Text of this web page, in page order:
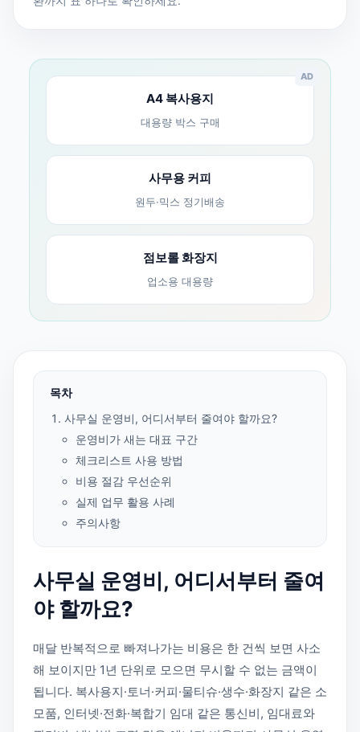
AD
A4 복사용지
대용량 박스 구매
사무용 커피
원두·믹스 정기배송
점보롤 화장지
업소용 대용량
목차
사무실 운영비, 어디서부터 줄여야 할까요?
운영비가 새는 대표 구간
체크리스트 사용 방법
비용 절감 우선순위
실제 업무 활용 사례
주의사항
사무실 운영비, 어디서부터 줄여
야 할까요?
매달 반복적으로 빠져나가는 비용은 한 건씩 보면 사소
해 보이지만 1년 단위로 모으면 무시할 수 없는 금액이
됩니다. 복사용지·토너·커피·물티슈·생수·화장지 같은 소
모품, 인터넷·전화·복합기 임대 같은 통신비, 임대료와